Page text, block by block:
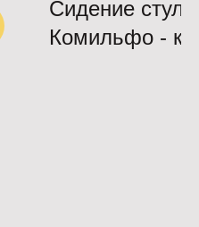
Сидение стула
Комильфо -